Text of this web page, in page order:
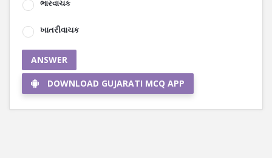
ભારવાચક
ખાતરીવાચક
ANSWER
DOWNLOAD GUJARATI MCQ APP